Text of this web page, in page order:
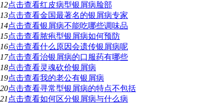
12点击查看红皮病型银屑病脸部
13点击查看金国最著名的银屑病专家
14点击查看银屑病不能吃哪些调味品
15点击查看脓疱型银屑病如何预防
16点击查看什么原因会遗传银屑病呢
17点击查看治银屑病的口服药有哪些
18点击查看灵魂砍价银屑病
19点击查看我的老公有银屑病
20点击查看寻常型银屑病的特点不包括
21 点击查看如何区分银屑病与什么病